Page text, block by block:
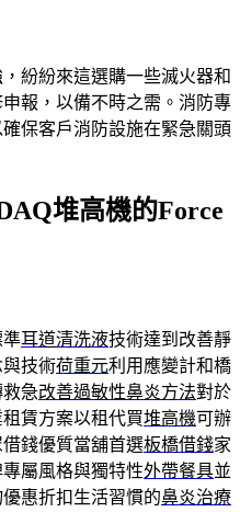
紛紛來這選購一些滅火器和
報，以備不時之需。消防專
保客戶消防設施在緊急關頭
堆高機的Force
準耳道清洗液技術達到改善靜
技術荷重元利用應變計和橋
急改善過敏性鼻炎方法對於
賃方案以租代買堆高機可辦
錢優質當舖首選板橋借錢家
屬風格與獨特性外帶餐具並
惠折扣生活習慣的鼻炎治療